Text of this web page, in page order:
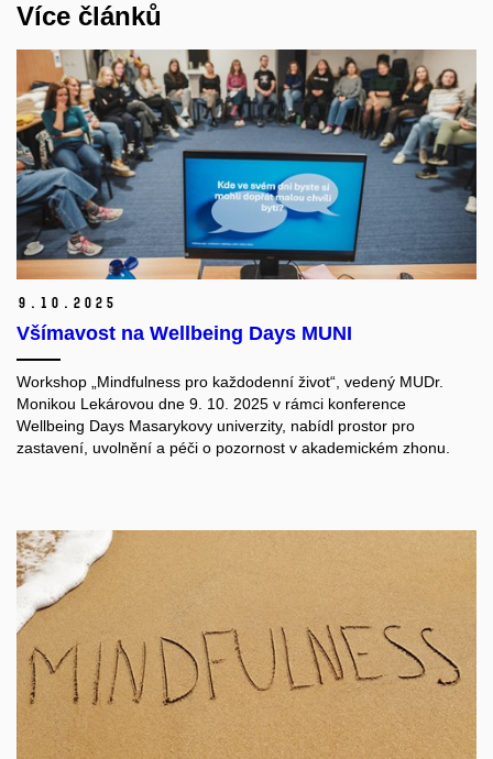
Více článků
9. 10. 2025
Všímavost na Wellbeing Days MUNI
Workshop „Mindfulness pro každodenní život“, vedený MUDr.
Monikou Lekárovou dne 9. 10. 2025 v rámci konference
Wellbeing Days Masarykovy univerzity, nabídl prostor pro
zastavení, uvolnění a péči o pozornost v akademickém zhonu.